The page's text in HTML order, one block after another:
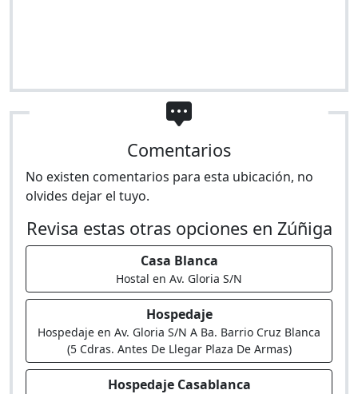
Comentarios
No existen comentarios para esta ubicación, no
olvides dejar el tuyo.
Revisa estas otras opciones en Zúñiga
Casa Blanca
Hostal en Av. Gloria S/N
Hospedaje
Hospedaje en Av. Gloria S/N A Ba. Barrio Cruz Blanca
(5 Cdras. Antes De Llegar Plaza De Armas)
Hospedaje Casablanca